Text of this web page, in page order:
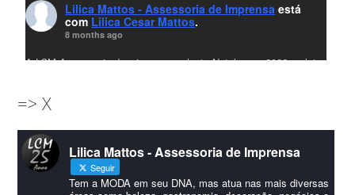
Lilica Mattos - Assessoria de Imprensa está
com Lilica Cesar Mattos.
8 months ago
A LCM Assessoria deseja um excelente Natal e um 2026 repleto
amigos que sempre nos acompanham!🎄✨🥂❤️
#lcmassessoriassessoria#natal #merrychristmas #felizanonovo
#HappyNewYear
Foto
=> X
Lilica Mattos - Assessoria de Imprensa
Seguir
Tem a MODA em seu DNA, mas atua nas mais diversas